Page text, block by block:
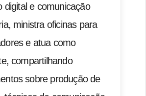
digital e comunicação
ministra oficinas para
e atua como
compartilhando
sobre produção de